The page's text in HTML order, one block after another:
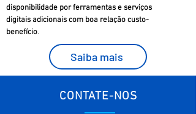
disponibilidade por ferramentas e serviços
digitais adicionais com boa relação custo-
benefício.
Saiba mais
CONTATE-NOS